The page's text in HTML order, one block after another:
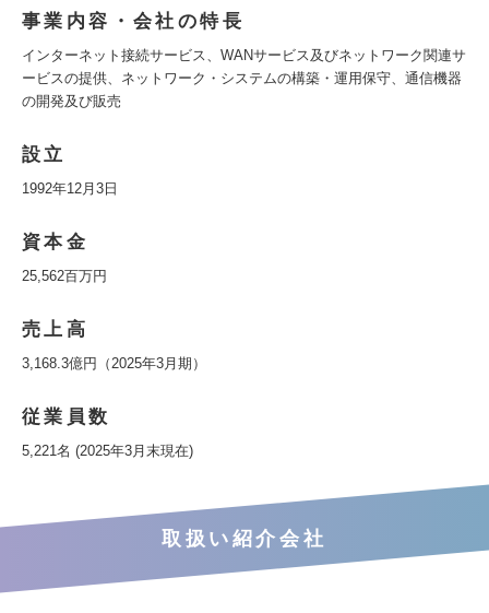
事業内容・会社の特長
インターネット接続サービス、WANサービス及びネットワーク関連サ
ービスの提供、ネットワーク・システムの構築・運用保守、通信機器
の開発及び販売
設立
1992年12月3日
資本金
25,562百万円
売上高
3,168.3億円（2025年3月期）
従業員数
5,221名 (2025年3月末現在)
取扱い紹介会社